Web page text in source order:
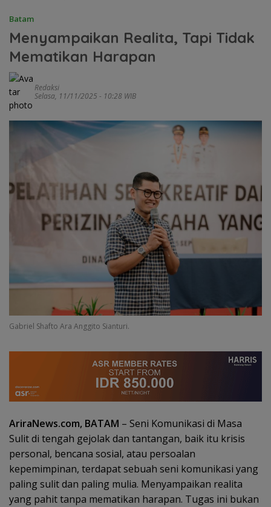
Batam
Menyampaikan Realita, Tapi Tidak
Mematikan Harapan
Redaksi
Selasa, 11/11/2025 - 10:28 WIB
Gabriel Shafto Ara Anggito Sianturi.
AriraNews.com, BATAM – Seni Komunikasi di Masa
Sulit di tengah gejolak dan tantangan, baik itu krisis
personal, bencana sosial, atau persoalan
kepemimpinan, terdapat sebuah seni komunikasi yang
paling sulit dan paling mulia. Menyampaikan realita
yang pahit tanpa mematikan harapan. Tugas ini bukan